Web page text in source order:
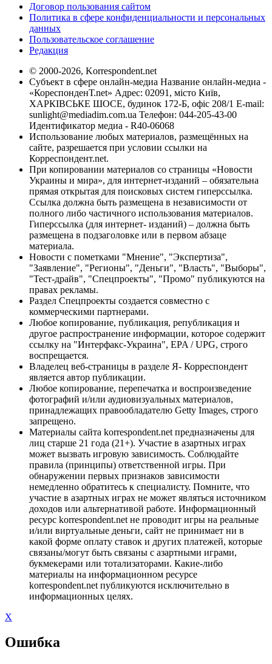
Договор пользования сайтом
Политика в сфере конфиденциальности и персональных
данных
Пользовательское соглашение
Редакция
© 2000-2026, Korrespondent.net
Субъект в сфере онлайн-медиа Название онлайн-медиа -
«КореспонденТ.net» Адрес: 02091, місто Київ,
ХАРКІВСЬКЕ ШОСЕ, будинок 172-Б, офіс 208/1 E-mail:
sunlight@mediadim.com.ua Телефон: 044-205-43-00
Идентификатор медиа - R40-06068
Использование любых материалов, размещённых на
сайте, разрешается при условии ссылки на
Корреспондент.net.
При копировании материалов со страницы «Новости
Украины и мира», для интернет-изданий – обязательна
прямая открытая для поисковых систем гиперссылка.
Ссылка должна быть размещена в независимости от
полного либо частичного использования материалов.
Гиперссылка (для интернет- изданий) – должна быть
размещена в подзаголовке или в первом абзаце
материала.
Новости с пометками "Мнение", "Экспертиза",
"Заявление", "Регионы", "Деньги", "Власть", "Выборы",
"Тест-драйв", "Спецпроекты", "Промо" публикуются на
правах рекламы.
Раздел Спецпроекты создается совместно с
коммерческими партнерами.
Любое копирование, публикация, републикация и
другое распространение информации, которое содержит
ссылку на "Интерфакс-Украина", EPA / UPG, строго
воспрещается.
Владелец веб-страницы в разделе Я- Корреспондент
является автор публикации.
Любое копирование, перепечатка и воспроизведение
фотографий и/или аудиовизуальных материалов,
принадлежащих правообладателю Getty Images, строго
запрещено.
Материалы сайта korrespondent.net предназначены для
лиц старше 21 года (21+). Участие в азартных играх
может вызвать игровую зависимость. Соблюдайте
правила (принципы) ответственной игры. При
обнаружении первых признаков зависимости
немедленно обратитесь к специалисту. Помните, что
участие в азартных играх не может являться источником
доходов или альтернативой работе. Информационный
ресурс korrespondent.net не проводит игры на реальные
и/или виртуальные деньги, сайт не принимает ни в
какой форме оплату ставок и других платежей, которые
связаны/могут быть связаны с азартными играми,
букмекерами или тотализаторами. Какие-либо
материалы на информационном ресурсе
korrespondent.net публикуются исключительно в
информационных целях.
X
Ошибка